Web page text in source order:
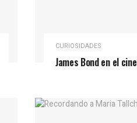
CURIOSIDADES
James Bond en el cine